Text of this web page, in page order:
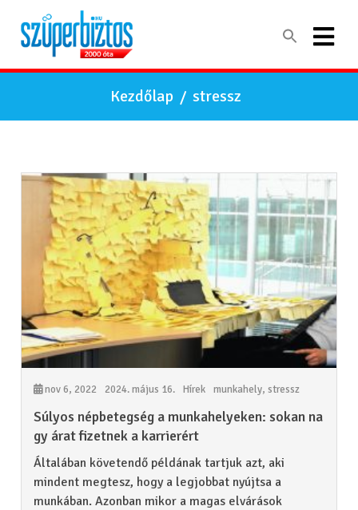
Kezdőlap / stressz
nov 6, 2022 2024. május 16. Hírek munkahely, stressz
Súlyos népbetegség a munkahelyeken: sokan na
gy árat fizetnek a karrierért
Általában követendő példának tartjuk azt, aki
mindent megtesz, hogy a legjobbat nyújtsa a
munkában. Azonban mikor a magas elvárások